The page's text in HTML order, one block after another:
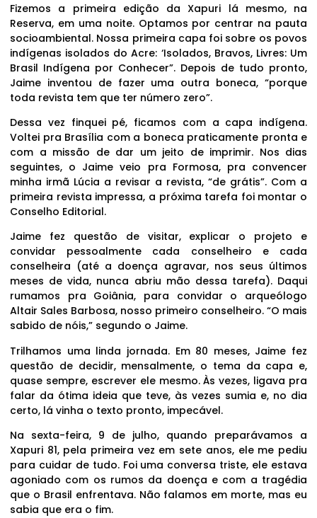
Fizemos a primeira edição da Xapuri lá mesmo, na
Reserva, em uma noite. Optamos por centrar na pauta
socioambiental. Nossa primeira capa foi sobre os povos
indígenas isolados do Acre: ‘Isolados, Bravos, Livres: Um
Brasil Indígena por Conhecer”. Depois de tudo pronto,
Jaime inventou de fazer uma outra boneca, “porque
toda revista tem que ter número zero”.
Dessa vez finquei pé, ficamos com a capa indígena.
Voltei pra Brasília com a boneca praticamente pronta e
com a missão de dar um jeito de imprimir. Nos dias
seguintes, o Jaime veio pra Formosa, pra convencer
minha irmã Lúcia a revisar a revista, “de grátis”. Com a
primeira revista impressa, a próxima tarefa foi montar o
Conselho Editorial.
Jaime fez questão de visitar, explicar o projeto e
convidar pessoalmente cada conselheiro e cada
conselheira (até a doença agravar, nos seus últimos
meses de vida, nunca abriu mão dessa tarefa). Daqui
rumamos pra Goiânia, para convidar o arqueólogo
Altair Sales Barbosa, nosso primeiro conselheiro. “O mais
sabido de nóis,” segundo o Jaime.
Trilhamos uma linda jornada. Em 80 meses, Jaime fez
questão de decidir, mensalmente, o tema da capa e,
quase sempre, escrever ele mesmo. Às vezes, ligava pra
falar da ótima ideia que teve, às vezes sumia e, no dia
certo, lá vinha o texto pronto, impecável.
Na sexta-feira, 9 de julho, quando preparávamos a
Xapuri 81, pela primeira vez em sete anos, ele me pediu
para cuidar de tudo. Foi uma conversa triste, ele estava
agoniado com os rumos da doença e com a tragédia
que o Brasil enfrentava. Não falamos em morte, mas eu
sabia que era o fim.